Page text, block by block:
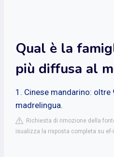
Qual è la
più diffusa al
1. Cinese mandarino:
madrelingua.
Richiesta di rimozione della
isualizza la risposta completa su ef-